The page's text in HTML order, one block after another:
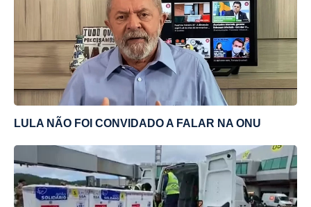
LULA NÃO FOI CONVIDADO A FALAR NA ONU